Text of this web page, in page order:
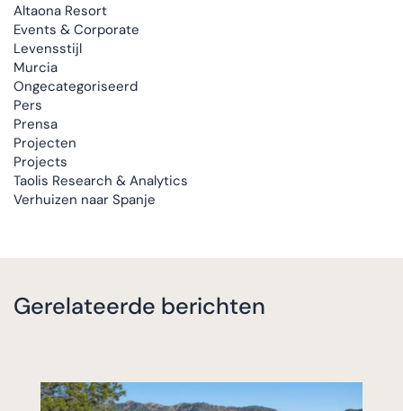
Altaona Resort
Events & Corporate
Levensstijl
Murcia
Ongecategoriseerd
Pers
Prensa
Projecten
Projects
Taolis Research & Analytics
Verhuizen naar Spanje
Gerelateerde berichten